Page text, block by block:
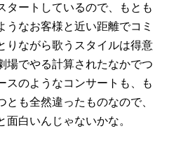
タートしているので、もとも
うなお客様と近い距離でコミ
りながら歌うスタイルは得意
場でやる計算されたなかでつ
スのようなコンサートも、も
とも全然違ったものなので、
面白いんじゃないかな。